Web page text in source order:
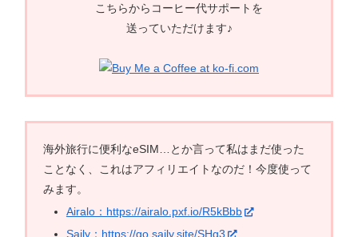
こちらからコーヒー代サポートを
送っていただけます♪
海外旅行に便利なeSIM…とか言って私はまだ使った
ことなく、これはアフィリエイトなのだ！今度使って
みます。
Airalo：https://airalo.pxf.io/R5kBbb
Saily：https://go.saily.site/SHg3